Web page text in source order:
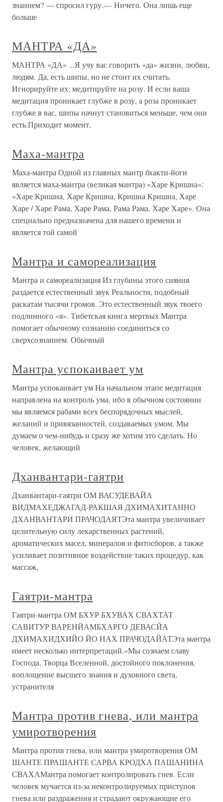
знанием? — спросил гуру.— Ничего. Она лишь еще
больше
МАНТРА «ДА»
МАНТРА «ДА» ...Я учу вас говорить «да» жизни, любви,
людям. Да, есть шипы, но не стоит их считать.
Игнорируйте их; медитируйте на розу. И если ваша
медитация проникает глубже в розу, а роза проникает
глубже в вас, шипы начнут становиться меньше, чем они
есть.Приходит момент,
Маха-мантра
Маха-мантра Одной из главных мантр бхакти-йоги
является маха-мантра (великая мантра) «Харе Кришна»:
«Харе Кришна, Харе Кришна, Кришна Кришна, Харе
Харе / Харе Рама, Харе Рама, Рама Рама, Харе Харе». Она
специально предназначена для нашего времени и
является той самой
Мантра и самореализация
Мантра и самореализация Из глубины этого сияния
раздается естественный звук Реальности, подобный
раскатам тысячи громов. Это естественный звук твоего
подлинного «я». Тибетская книга мертвых Мантра
помогает обычному сознанию соединиться со
сверхсознанием. Обычный
Мантра успокаивает ум
Мантра успокаивает ум На начальном этапе медитация
направлена на контроль ума, ибо в обычном состоянии
мы являемся рабами всех беспорядочных мыслей,
желаний и привязанностей, создаваемых умом. Мы
думаем о чем-нибудь и сразу же хотим это сделать. Но
человек, желающий
Дханвантари-гаятри
Дханвантари-гаятри ОМ ВАСУДЕВАЙА
ВИДМАХЕДЖАГАД-РАКШАЯ ДХИМАХИТАННО
ДХАНВАНТАРИ ПРАЧОДАЯТЭта мантра увеличивает
целительную силу лекарственных растений,
ароматических масел, минералов и фитосборов, а также
усиливает позитивное воздействие таких процедур, как
массаж,
Гаятри-мантра
Гаятри-мантра ОМ БХУР БХУВАХ СВАХТАТ
САВИТУР ВАРЕНЙАМБХАРГО ДЕВАСЙА
ДХИМАХИДХИЙО ЙО НАХ ПРАЧОДАЙАТЭта мантра
имеет несколько интерпретаций.«Мы сознаем славу
Господа, Творца Вселенной, достойного поклонения,
воплощение высшего знания и духовного света,
устранителя
Мантра против гнева, или мантра
умиротворения
Мантра против гнева, или мантра умиротворения ОМ
ШАНТЕ ПРАШАНТЕ САРВА КРОДХА ПАШАНИНА
СВАХАМантра помогает контролировать гнев. Если
человек мучается из-за неконтролируемых приступов
гнева или раздражения и страдают окружающие его